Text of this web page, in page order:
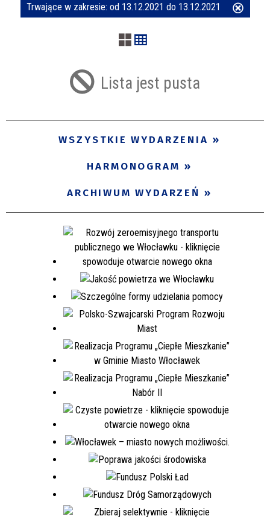
Szukana fraza
Trwające w zakresie: od 13.12.2021 do 13.12.2021
Lista jest pusta
WSZYSTKIE WYDARZENIA
HARMONOGRAM
ARCHIWUM WYDARZEŃ